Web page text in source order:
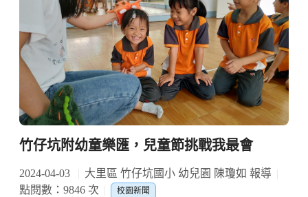
竹仔坑附幼童樂匯，兒童節挑戰我最會
2024-04-03
大里區 竹仔坑國小 幼兒園 陳瓊如 報導
點閱數：9846 次
校園新聞